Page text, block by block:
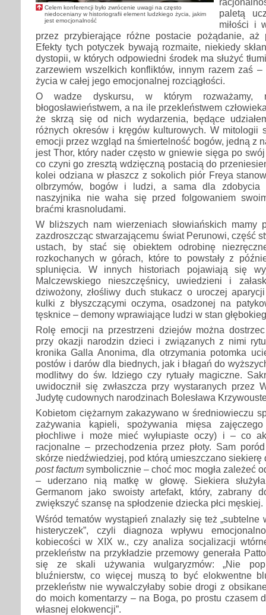
Celem konferencji było zwrócenie uwagi na często
niedoceniany w historiografii element ludzkiego życia, jakim
jest emocjonalność
paletą
miłości i
przez przybierające różne postacie pożądanie, aż
Efekty tych potyczek bywają rozmaite, niekiedy
dystopii, w których odpowiedni środek ma służyć
zarzewiem wszelkich konfliktów, innym razem zaś
życia w całej jego emocjonalnej rozciągłości.
O wadze dyskursu, w którym
błogosławieństwem, a na ile przekleństwem
że skrzą się od nich wydarzenia, będące
różnych okresów i kręgów kulturowych. W mitologii
emocji przez wzgląd na śmiertelność bogów, jedną z
jest Thor, który nader często w gniewie sięga po swój
co czyni go zresztą wdzięczną postacią do
kolei odziana w płaszcz z sokolich piór Freya
olbrzymów, bogów i ludzi, a sama dla zdobycia
naszyjnika nie waha się przed folgowaniem
braćmi krasnoludami.
W bliższych nam wierzeniach słowiańskich mamy
zazdroszcząc stwarzającemu świat Perunowi, część
ustach, by stać się obiektem odrobinę
rozkochanych w górach, które to powstały z
splunięcia. W innych historiach pojawiają się
Malczewskiego nieszczęśnicy, uwiedzieni i
dziwożony, złośliwy duch stukacz o uroczej
kulki z błyszczącymi oczyma, osadzonej na
tęsknice – demony wprawiające ludzi w stan
Rolę emocji na przestrzeni dziejów można
przy okazji narodzin dzieci i związanych z nimi
kronika Galla Anonima, dla otrzymania potomka
postów i darów dla biednych, jak i błagań do
modlitwy do św. Idziego czy rytuały magiczne.
uwidocznił się zwłaszcza przy wystaranych przez
Judytę cudownych narodzinach Bolesława
Kobietom ciężarnym zakazywano w średniowieczu
zażywania kąpieli, spożywania mięsa
płochliwe i może mieć wyłupiaste oczy) i – co
racjonalne – przechodzenia przez płoty. Sam
skórze niedźwiedziej, pod którą umieszczano siekierę
post factum symbolicznie – choć moc mogła zależeć
– uderzano nią matkę w głowę. Siekiera
Germanom jako swoisty artefakt, który, zabrany
zwiększyć szansę na spłodzenie dziecka płci męskiej.
Wśród tematów wystąpień znalazły się też „subtelne
histeryczek”, czyli diagnoza wpływu
kobiecości w XIX w., czy analiza socjalizacji
przekleństw na przykładzie przemowy generała
się ze skali używania wulgaryzmów: „Nie
bluźnierstw, co więcej muszą to być elokwentne
przekleństw nie wywalczyłaby sobie drogi z
do moich komentarzy – na Boga, po prostu czasem
własnej elokwencji”.